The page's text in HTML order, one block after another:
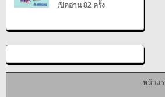
เปิดอ่าน 82 ครั้ง
หน้าแ